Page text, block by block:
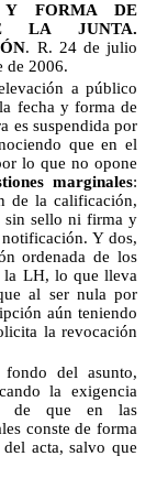
Y FORMA DE
LA JUNTA.
. R. 24 de julio
de 2006.
a público
fecha y forma de
es suspendida por
que en el
lo que no opone
marginales:
de la calificación,
sin sello ni firma y
Y dos,
ordenada de los
la LH, lo que lleva
al ser nula por
aún teniendo
la revocación
del asunto,
la exigencia
de que en las
conste de forma
acta, salvo que